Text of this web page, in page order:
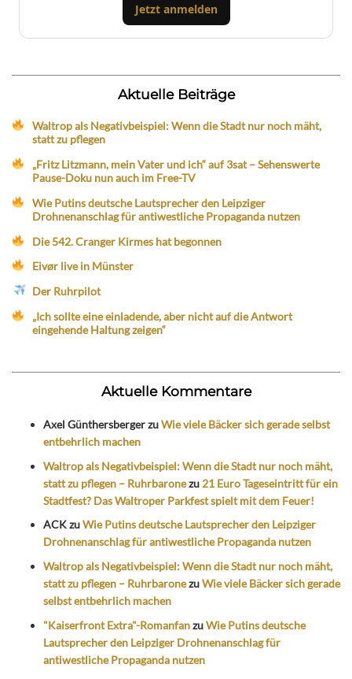
Jetzt anmelden
Aktuelle Beiträge
Waltrop als Negativbeispiel: Wenn die Stadt nur noch mäht,
statt zu pflegen
„Fritz Litzmann, mein Vater und ich“ auf 3sat – Sehenswerte
Pause-Doku nun auch im Free-TV
Wie Putins deutsche Lautsprecher den Leipziger
Drohnenanschlag für antiwestliche Propaganda nutzen
Die 542. Cranger Kirmes hat begonnen
Eivør live in Münster
Der Ruhrpilot
„Ich sollte eine einladende, aber nicht auf die Antwort
eingehende Haltung zeigen“
Aktuelle Kommentare
Axel GünthersbergerzuWie viele Bäcker sich gerade selbst
entbehrlich machen
Waltrop als Negativbeispiel: Wenn die Stadt nur noch mäht,
statt zu pflegen – Ruhrbaronezu 21 Euro Tageseintritt für ein
Stadtfest? Das Waltroper Parkfest spielt mit dem Feuer!
ACKzuWie Putins deutsche Lautsprecher den Leipziger
Drohnenanschlag für antiwestliche Propaganda nutzen
Waltrop als Negativbeispiel: Wenn die Stadt nur noch mäht,
statt zu pflegen – RuhrbaronezuWie viele Bäcker sich gerade
selbst entbehrlich machen
"Kaiserfront Extra"-RomanfanzuWie Putins deutsche
Lautsprecher den Leipziger Drohnenanschlag für
antiwestliche Propaganda nutzen